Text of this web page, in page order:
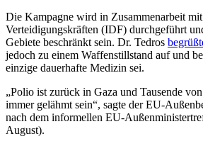
Die Kampagne wird in Zusammenarbeit mit
Verteidigungskräften (IDF) durchgeführt
Gebiete beschränkt sein. Dr. Tedros
jedoch zu einem Waffenstillstand auf und
einzige dauerhafte Medizin sei.
„Polio ist zurück in Gaza und Tausende
immer gelähmt sein“, sagte der EU-
nach dem informellen EU-
August).